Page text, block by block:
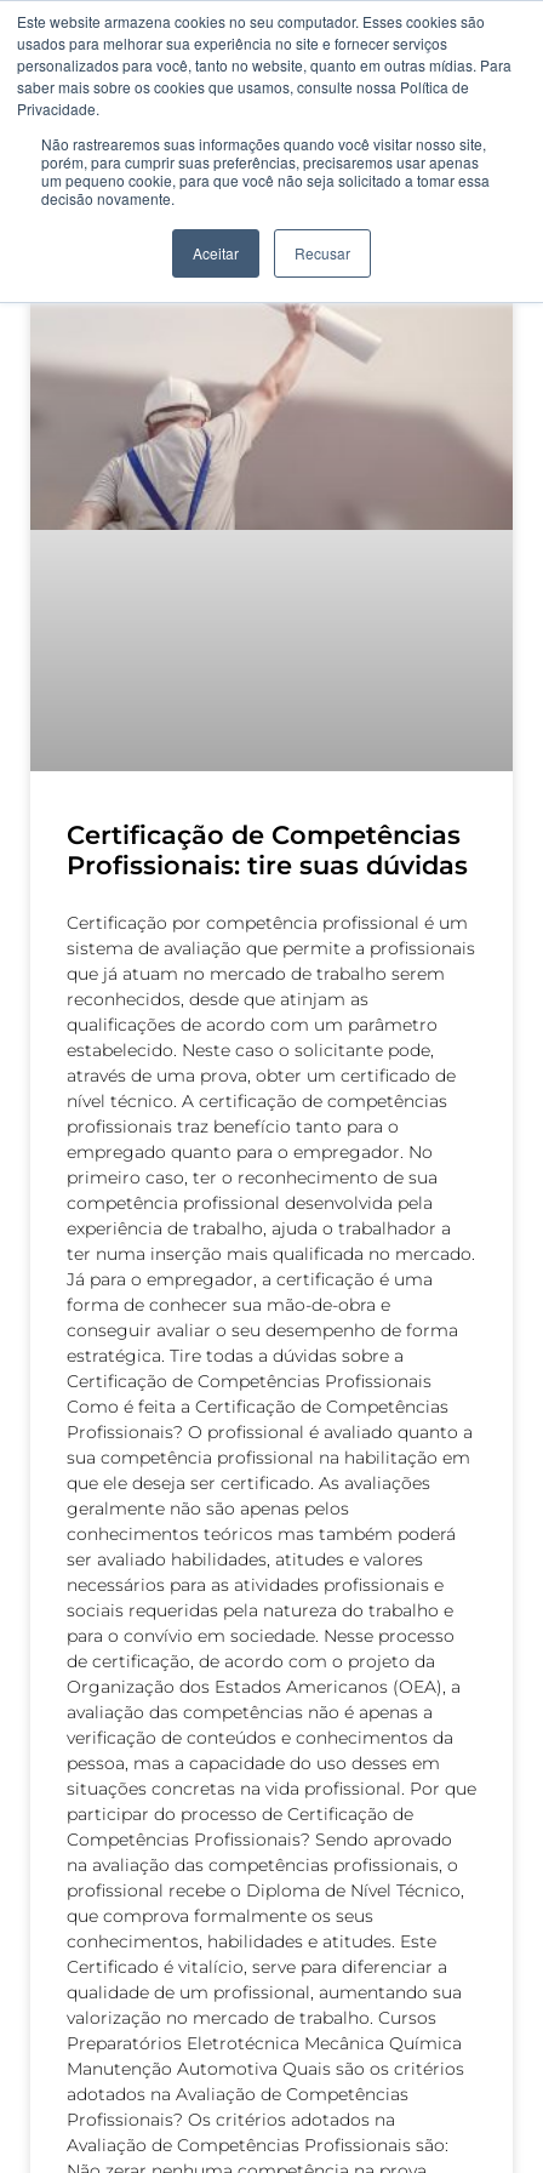
Este website armazena cookies no seu computador. Esses cookies são
usados ​​para melhorar sua experiência no site e fornecer serviços
personalizados para você, tanto no website, quanto em outras mídias. Para
saber mais sobre os cookies que usamos, consulte nossa Política de
Privacidade.
Não rastrearemos suas informações quando você visitar nosso site,
porém, para cumprir suas preferências, precisaremos usar apenas
um pequeno cookie, para que você não seja solicitado a tomar essa
decisão novamente.
Aceitar Recusar
CATEGORIA
Técnico em Química
CERTIFICAÇÕES
Certificação de Competências
Profissionais: tire suas dúvidas
Certificação por competência profissional é um
sistema de avaliação que permite a profissionais
que já atuam no mercado de trabalho serem
reconhecidos, desde que atinjam as
qualificações de acordo com um parâmetro
estabelecido. Neste caso o solicitante pode,
através de uma prova, obter um certificado de
nível técnico. A certificação de competências
profissionais traz benefício tanto para o
empregado quanto para o empregador. No
primeiro caso, ter o reconhecimento de sua
competência profissional desenvolvida pela
experiência de trabalho, ajuda o trabalhador a
ter numa inserção mais qualificada no mercado.
Já para o empregador, a certificação é uma
forma de conhecer sua mão-de-obra e
conseguir avaliar o seu desempenho de forma
estratégica. Tire todas a dúvidas sobre a
Certificação de Competências Profissionais
Como é feita a Certificação de Competências
Profissionais? O profissional é avaliado quanto a
sua competência profissional na habilitação em
que ele deseja ser certificado. As avaliações
geralmente não são apenas pelos
conhecimentos teóricos mas também poderá
ser avaliado habilidades, atitudes e valores
necessários para as atividades profissionais e
sociais requeridas pela natureza do trabalho e
para o convívio em sociedade. Nesse processo
de certificação, de acordo com o projeto da
Organização dos Estados Americanos (OEA), a
avaliação das competências não é apenas a
verificação de conteúdos e conhecimentos da
pessoa, mas a capacidade do uso desses em
situações concretas na vida profissional. Por que
participar do processo de Certificação de
Competências Profissionais? Sendo aprovado
na avaliação das competências profissionais, o
profissional recebe o Diploma de Nível Técnico,
que comprova formalmente os seus
conhecimentos, habilidades e atitudes. Este
Certificado é vitalício, serve para diferenciar a
qualidade de um profissional, aumentando sua
valorização no mercado de trabalho. Cursos
Preparatórios Eletrotécnica Mecânica Química
Manutenção Automotiva Quais são os critérios
adotados na Avaliação de Competências
Profissionais? Os critérios adotados na
Avaliação de Competências Profissionais são: